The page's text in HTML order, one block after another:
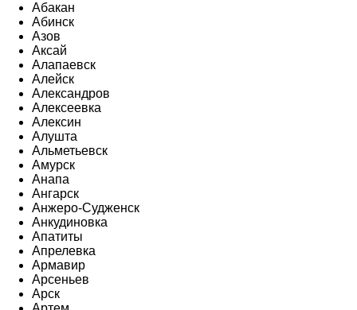
Абакан
Абинск
Азов
Аксай
Алапаевск
Алейск
Александров
Алексеевка
Алексин
Алушта
Альметьевск
Амурск
Анапа
Ангарск
Анжеро-Судженск
Анкудиновка
Апатиты
Апрелевка
Армавир
Арсеньев
Арск